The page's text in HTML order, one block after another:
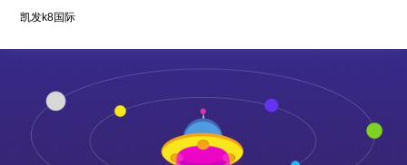
凯发k8国际